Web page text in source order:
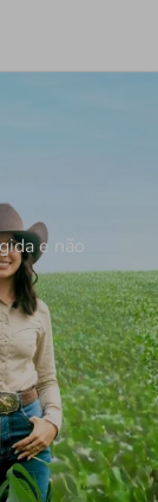
e não